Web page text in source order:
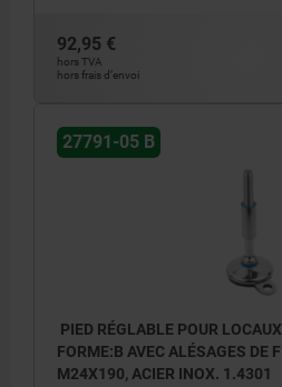
92,95 €
hors TVA
hors frais d’envoi
27791-05 B
PIED RÉGLABLE POUR
FORME:B AVEC ALÉSAGES DE
M24X190, ACIER INOX. 1.4301